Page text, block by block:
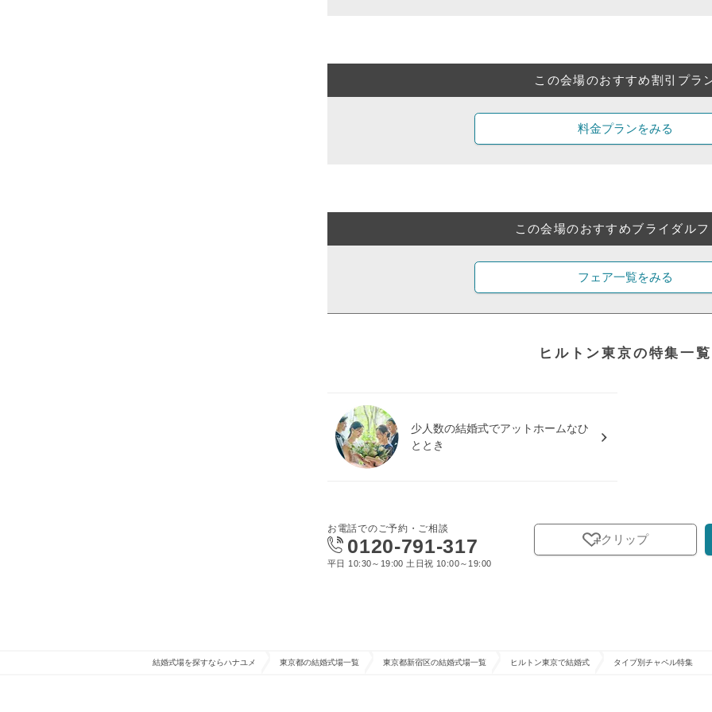
この会場のおすすめ割引プラ
料金プランをみる
この会場のおすすめブライダル
フェア一覧をみる
ヒルトン東京の特集一覧
少人数の結婚式でアットホームなひ
ととき
お電話でのご予約・ご相談
0120-791-317
平日 10:30～19:00 土日祝 10:00～19:00
クリップ
結婚式場を探すならハナユメ 東京都の結婚式場一覧 東京都新宿区の結婚式場一覧 ヒルトン東京で結婚式 タイプ別チャペル特集